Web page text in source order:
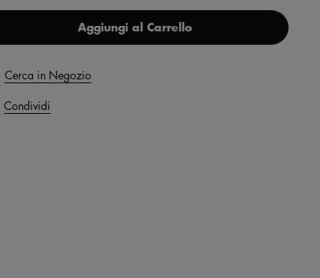
Aggiungi al Carrello
Cerca in Negozio
Condividi